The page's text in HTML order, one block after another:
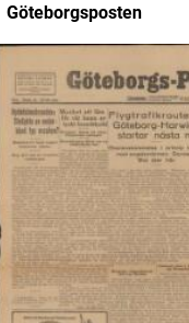
Göteborgsposten